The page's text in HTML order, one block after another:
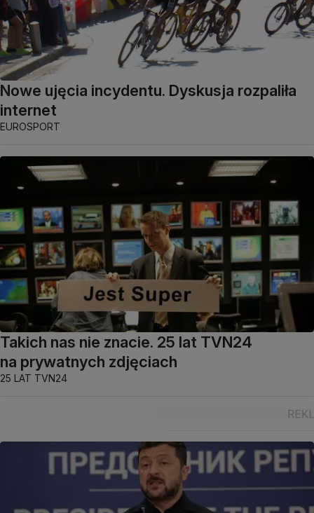
Nowe ujęcia incydentu. Dyskusja rozpaliła
internet
EUROSPORT
Takich nas nie znacie. 25 lat TVN24
na prywatnych zdjęciach
25 LAT TVN24